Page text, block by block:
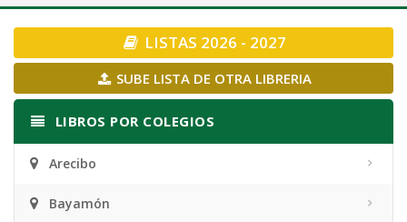
LISTAS 2026 - 2027
SUBE LISTA DE OTRA LIBRERIA
LIBROS POR COLEGIOS
Arecibo
Bayamón